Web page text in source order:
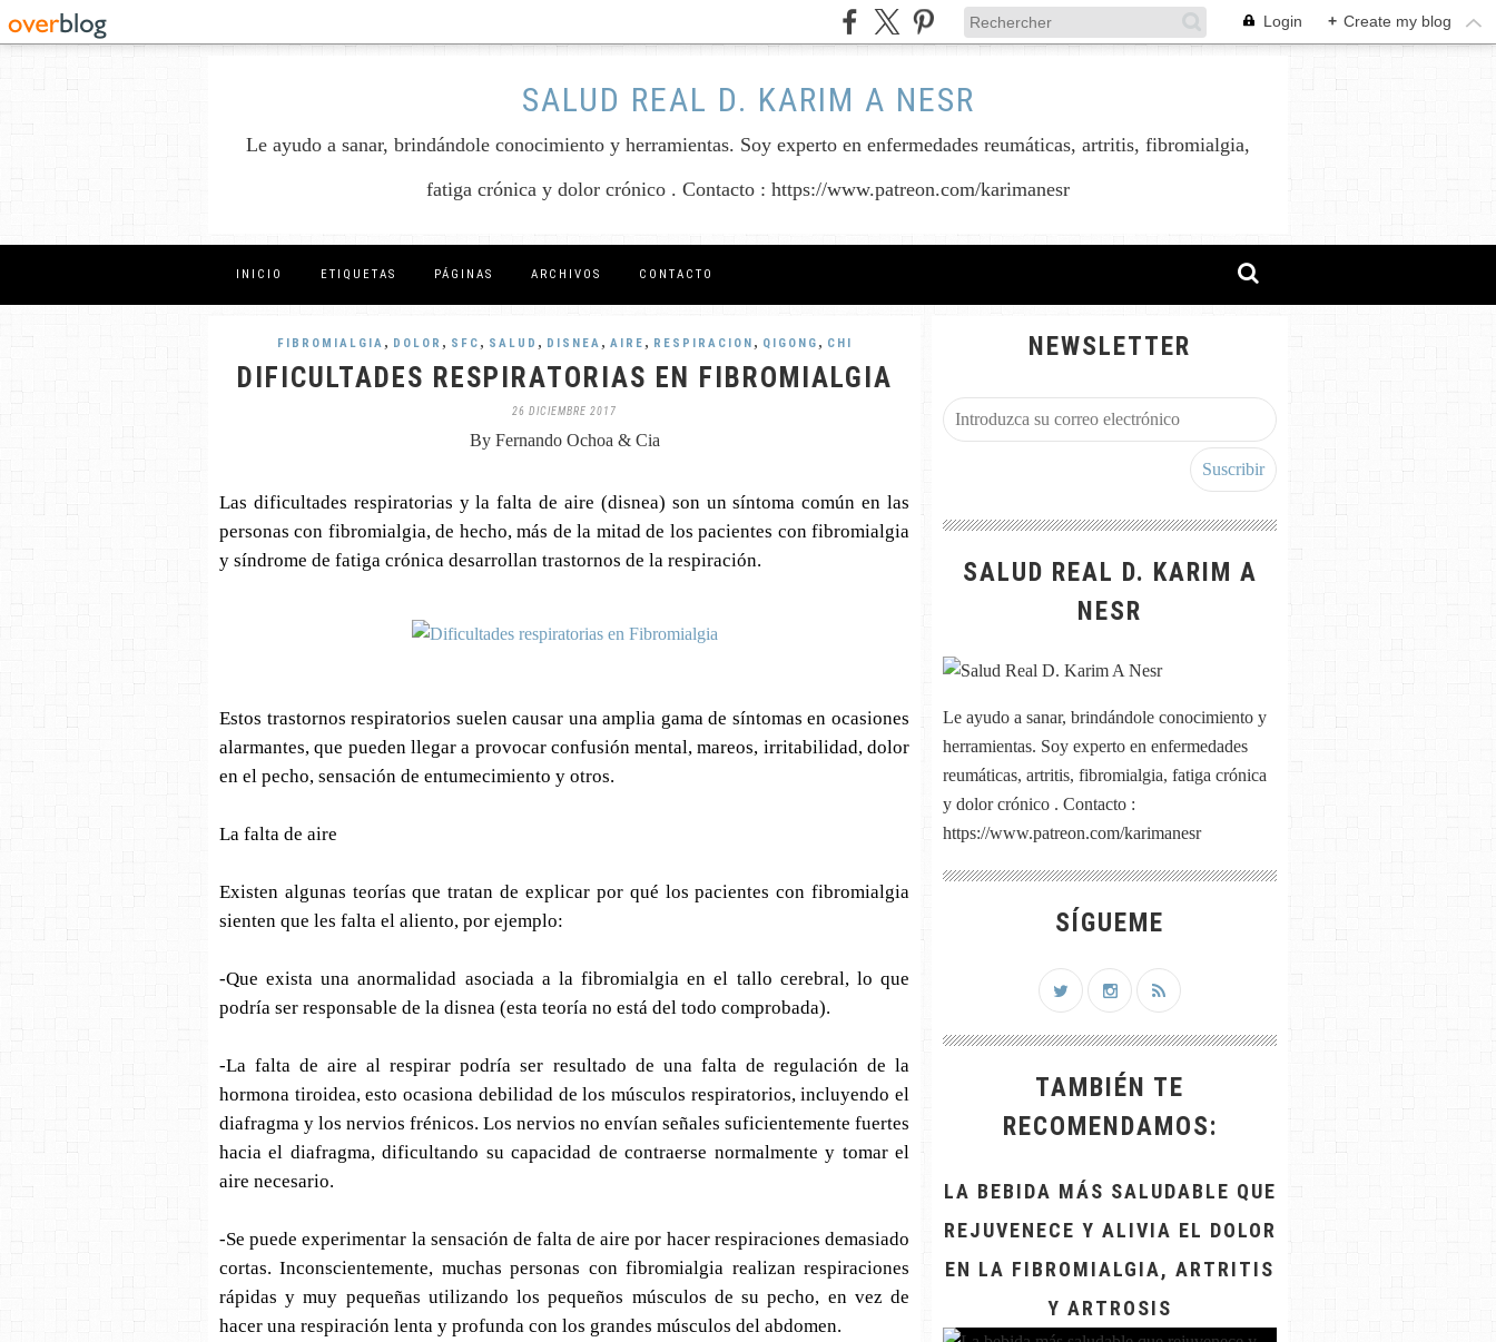
Login + Create my blog
SALUD REAL D. KARIM A NESR
Le ayudo a sanar, brindándole conocimiento y herramientas. Soy experto en enfermedades reumáticas, artritis, fibromialgia,
fatiga crónica y dolor crónico . Contacto : https://www.patreon.com/karimanesr
INICIO ETIQUETAS PÁGINAS ARCHIVOS CONTACTO
FIBROMIALGIA , DOLOR , SFC , SALUD , DISNEA , AIRE , RESPIRACION , QIGONG , CHI
DIFICULTADES RESPIRATORIAS EN FIBROMIALGIA
26 DICIEMBRE 2017
By Fernando Ochoa & Cia
Las dificultades respiratorias y la falta de aire (disnea) son un síntoma común en las
personas con fibromialgia, de hecho, más de la mitad de los pacientes con fibromialgia
y síndrome de fatiga crónica desarrollan trastornos de la respiración.
Estos trastornos respiratorios suelen causar una amplia gama de síntomas en ocasiones
alarmantes, que pueden llegar a provocar confusión mental, mareos, irritabilidad, dolor
en el pecho, sensación de entumecimiento y otros.
La falta de aire
Existen algunas teorías que tratan de explicar por qué los pacientes con fibromialgia
sienten que les falta el aliento, por ejemplo:
-Que exista una anormalidad asociada a la fibromialgia en el tallo cerebral, lo que
podría ser responsable de la disnea (esta teoría no está del todo comprobada).
-La falta de aire al respirar podría ser resultado de una falta de regulación de la
hormona tiroidea, esto ocasiona debilidad de los músculos respiratorios, incluyendo el
diafragma y los nervios frénicos. Los nervios no envían señales suficientemente fuertes
hacia el diafragma, dificultando su capacidad de contraerse normalmente y tomar el
aire necesario.
-Se puede experimentar la sensación de falta de aire por hacer respiraciones demasiado
cortas. Inconscientemente, muchas personas con fibromialgia realizan respiraciones
rápidas y muy pequeñas utilizando los pequeños músculos de su pecho, en vez de
hacer una respiración lenta y profunda con los grandes músculos del abdomen.
NEWSLETTER
SALUD REAL D. KARIM A
NESR
Le ayudo a sanar, brindándole conocimiento y
herramientas. Soy experto en enfermedades
reumáticas, artritis, fibromialgia, fatiga crónica
y dolor crónico . Contacto :
https://www.patreon.com/karimanesr
SÍGUEME
TAMBIÉN TE
RECOMENDAMOS:
LA BEBIDA MÁS SALUDABLE QUE
REJUVENECE Y ALIVIA EL DOLOR
EN LA FIBROMIALGIA, ARTRITIS
Y ARTROSIS